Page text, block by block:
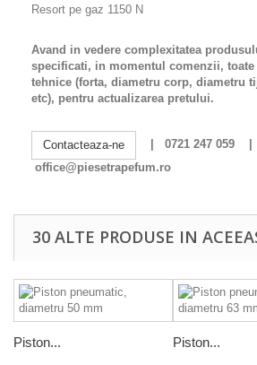
Resort pe gaz 1150 N
Avand in vedere complexitatea
specificati, in momentul comenzii,
tehnice (forta, diametru corp, diametru
etc), pentru actualizarea pretului.
Contacteaza-ne
| 0721 247 059 |
office@piesetrapefum.ro
30 ALTE PRODUSE IN
Piston... Piston...